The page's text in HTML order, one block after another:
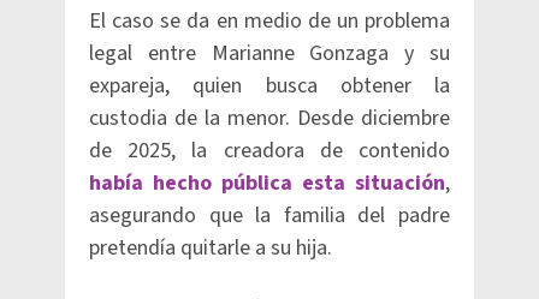
El caso se da en medio de un problema
legal entre Marianne Gonzaga y su
expareja, quien busca obtener la
custodia de la menor. Desde diciembre
de 2025, la creadora de contenido
había hecho pública esta situación,
asegurando que la familia del padre
pretendía quitarle a su hija.